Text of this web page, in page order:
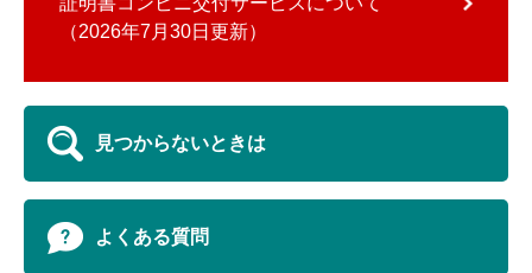
2026年7月30日更新
見つからないときは
よくある質問